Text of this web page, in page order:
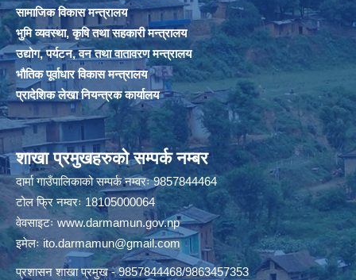
सामाजिक विकास मन्त्रालय
भुमि व्यवस्था, कृषि तथा सहकारी मन्त्रालय
उद्योग, पर्यटन, वन तथा वातावरण मन्त्रालय
भौतिक पूर्वाधार विकास मन्त्रालय
प्रादेशिक लेखा नियन्त्रक कार्यालय
शाखा प्रमुखहरुको सम्पर्क नम्बर
दार्मा गाउँपालिकाको सम्पर्क नम्वरः 9857844464
टोल फ्रि नम्वरः 18105000064
वेवसाइटःwww.darmamun.gov.np
इमेलःito.darmamun@gmail.com
प्रशासन शाखा प्रमुख - 9857844468/9863457353